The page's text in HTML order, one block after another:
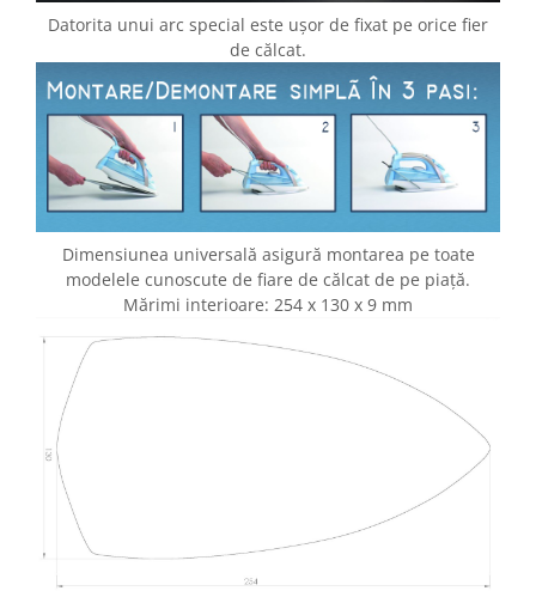
Datorita unui arc special este ușor de fixat pe orice fier
de călcat.
Dimensiunea universală asigură montarea pe toate
modelele cunoscute de fiare de călcat de pe piață.
Mărimi interioare: 254 x 130 x 9 mm